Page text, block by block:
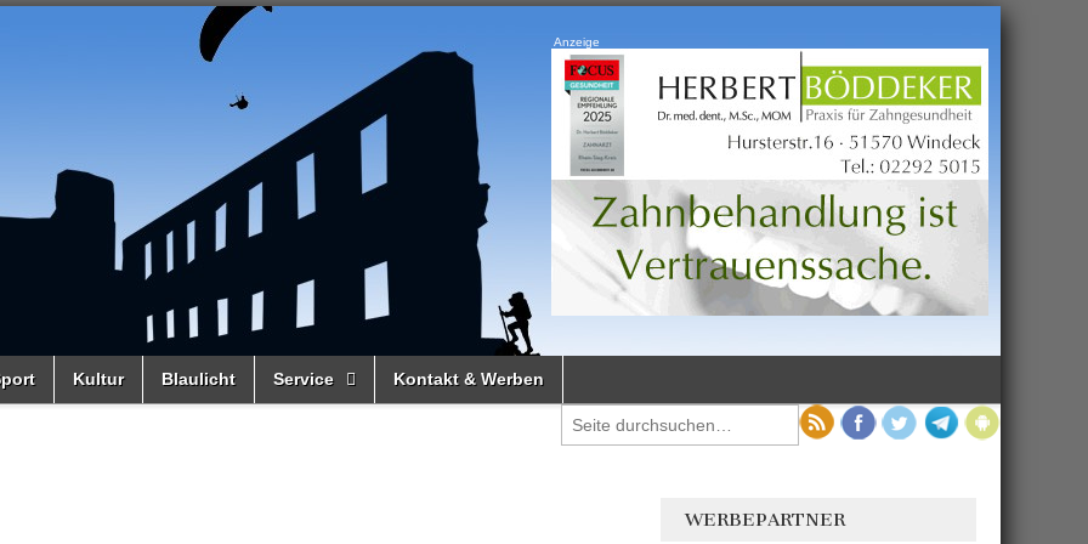
Anzeige
Kultur Blaulicht Service Kontakt & Werben
WERBEPARTNER